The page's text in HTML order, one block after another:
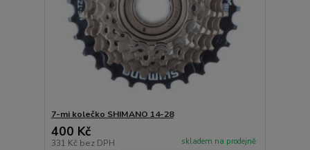
7-mi kolečko SHIMANO 14-28
400 Kč
331 Kč bez DPH skladem na prodejně